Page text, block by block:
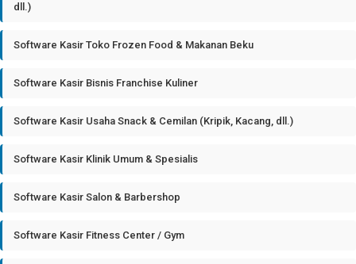
dll.)
Software Kasir Toko Frozen Food & Makanan Beku
Software Kasir Bisnis Franchise Kuliner
Software Kasir Usaha Snack & Cemilan (Kripik, Kacang, dll.)
Software Kasir Klinik Umum & Spesialis
Software Kasir Salon & Barbershop
Software Kasir Fitness Center / Gym